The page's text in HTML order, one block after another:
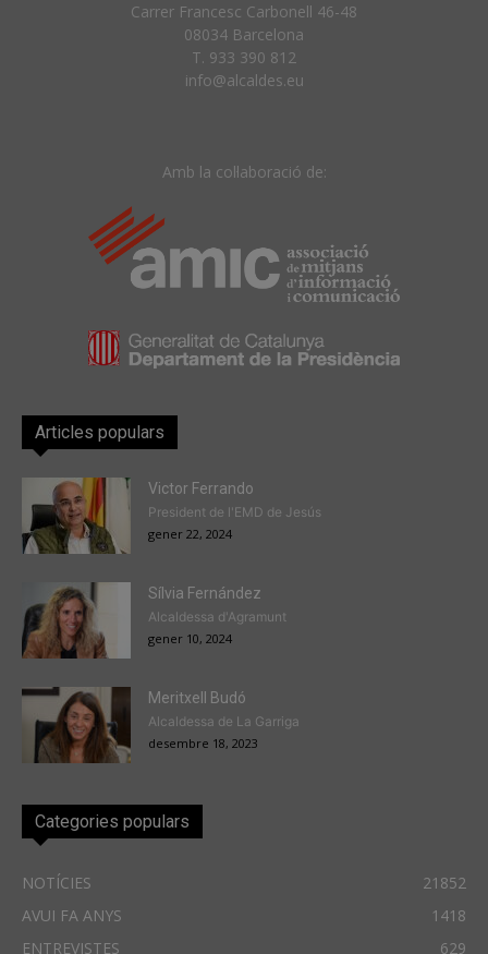
Carrer Francesc Carbonell 46-48
08034 Barcelona
T. 933 390 812
info@alcaldes.eu
Amb la col·laboració de:
Articles populars
Victor Ferrando
President de l'EMD de Jesús
gener 22, 2024
Sílvia Fernández
Alcaldessa d'Agramunt
gener 10, 2024
Meritxell Budó
Alcaldessa de La Garriga
desembre 18, 2023
Categories populars
NOTÍCIES
21852
AVUI FA ANYS
1418
ENTREVISTES
629